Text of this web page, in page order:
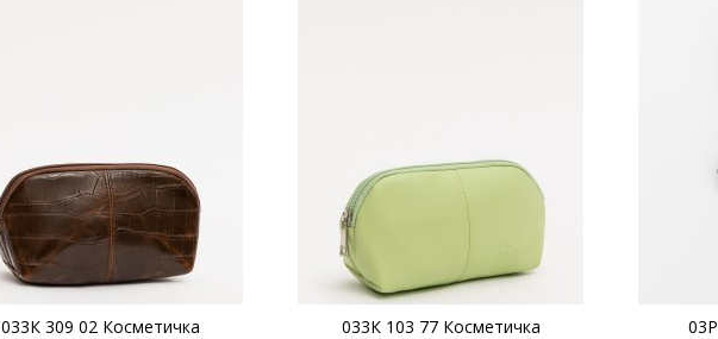
033К 309 02 Косметичка 033К 103 77 Косметичка